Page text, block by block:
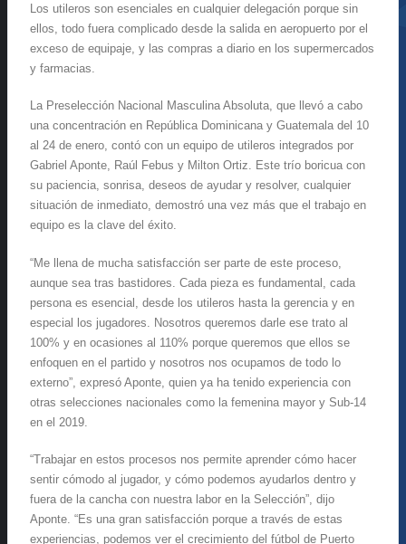
Los utileros son esenciales en cualquier delegación porque sin
ellos, todo fuera complicado desde la salida en aeropuerto por el
exceso de equipaje, y las compras a diario en los supermercados
y farmacias.
La Preselección Nacional Masculina Absoluta, que llevó a cabo
una concentración en República Dominicana y Guatemala del 10
al 24 de enero, contó con un equipo de utileros integrados por
Gabriel Aponte, Raúl Febus y Milton Ortiz. Este trío boricua con
su paciencia, sonrisa, deseos de ayudar y resolver, cualquier
situación de inmediato, demostró una vez más que el trabajo en
equipo es la clave del éxito.
“Me llena de mucha satisfacción ser parte de este proceso,
aunque sea tras bastidores. Cada pieza es fundamental, cada
persona es esencial, desde los utileros hasta la gerencia y en
especial los jugadores. Nosotros queremos darle ese trato al
100% y en ocasiones al 110% porque queremos que ellos se
enfoquen en el partido y nosotros nos ocupamos de todo lo
externo”, expresó Aponte, quien ya ha tenido experiencia con
otras selecciones nacionales como la femenina mayor y Sub-14
en el 2019.
“Trabajar en estos procesos nos permite aprender cómo hacer
sentir cómodo al jugador, y cómo podemos ayudarlos dentro y
fuera de la cancha con nuestra labor en la Selección”, dijo
Aponte. “Es una gran satisfacción porque a través de estas
experiencias, podemos ver el crecimiento del fútbol de Puerto